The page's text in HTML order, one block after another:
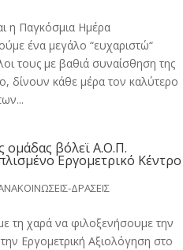
η Παγκόσμια Ημέρα
ένα μεγάλο “ευχαριστώ“
τους με βαθιά συναίσθηση της
δίνουν κάθε μέρα τον καλύτερο
ομάδας βόλεϊ Α.Ο.Π.
Εργομετρικό Κέντρο
ΔΡΑΣΕΙΣ
τη χαρά να φιλοξενήσουμε την
Εργομετρική Αξιολόγηση στο